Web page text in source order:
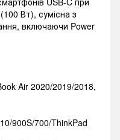
Вт), сумісна з
включаючи Power
Air 2020/2019/2018,
900S/700/ThinkPad